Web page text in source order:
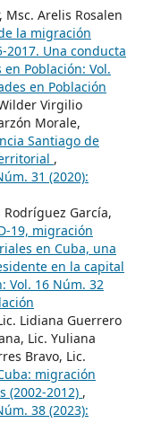
Arelis Rosalen
la migración
Una conducta
en Población: Vol.
en Población
Virgilio
Morale,
Santiago de
,
31 (2020):
García,
19, migración
en Cuba, una
en la capital
Vol. 16 Núm. 32
Lidiana Guerrero
Lic. Yuliana
Bravo, Lic.
migración
(2002-2012) ,
38 (2023):